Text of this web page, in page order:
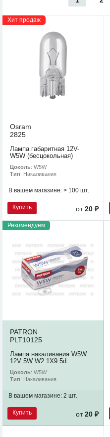
Хит продаж
Osram
2825
Лампа габаритная 12V-
W5W (бесцокольная)
Цоколь: W5W
Тип: Накаливания
В вашем магазине: > 100 шт.
Купить от20 ₽
Рекомендуем
PATRON
PLT10125
Лампа накаливания W5W
12V 5W W2 1X9 5d
Цоколь: W5W
Тип: Накаливания
В вашем магазине: 2 шт.
Купить от20 ₽